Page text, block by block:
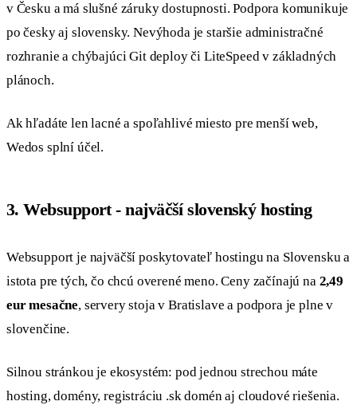
v Česku a má slušné záruky dostupnosti. Podpora komunikuje
po česky aj slovensky. Nevýhoda je staršie administračné
rozhranie a chýbajúci Git deploy či LiteSpeed v základných
plánoch.
Ak hľadáte len lacné a spoľahlivé miesto pre menší web,
Wedos splní účel.
3. Websupport - najväčší slovenský hosting
Websupport je najväčší poskytovateľ hostingu na Slovensku a
istota pre tých, čo chcú overené meno. Ceny začínajú na 2,49
eur mesačne, servery stoja v Bratislave a podpora je plne v
slovenčine.
Silnou stránkou je ekosystém: pod jednou strechou máte
hosting, domény, registráciu .sk domén aj cloudové riešenia.